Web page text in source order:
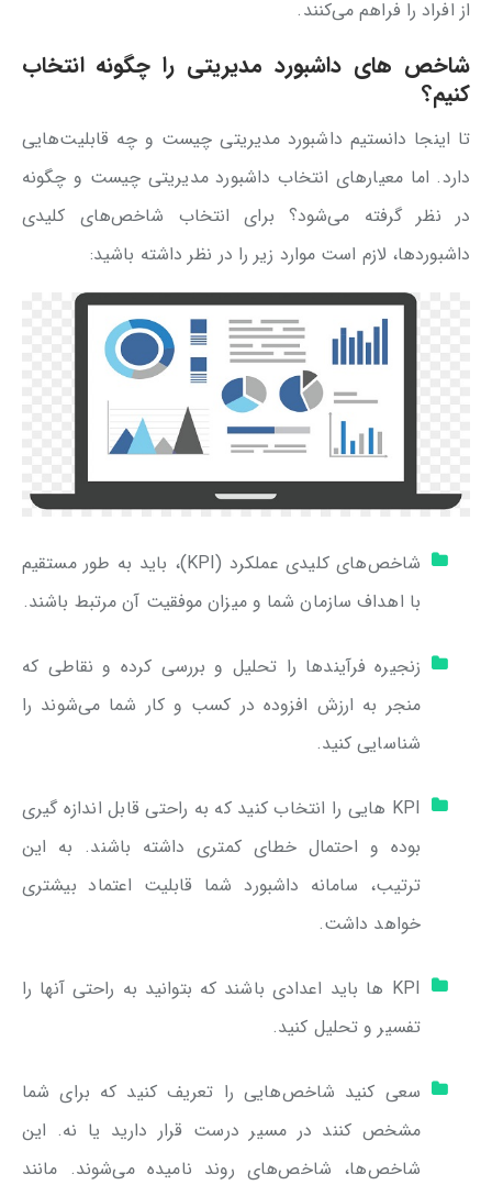
از افراد را فراهم می‌کنند.
شاخص ‌های داشبورد مدیریتی را چگونه انتخاب
کنیم؟
تا اینجا دانستیم داشبورد مدیریتی چیست و چه قابلیت‌هایی
دارد. اما معیارهای انتخاب داشبورد مدیریتی چیست و چگونه
در نظر گرفته می‌شود؟ برای انتخاب شاخص‌های کلیدی
داشبوردها، لازم است موارد زیر را در نظر داشته باشید:
شاخص‌های کلیدی عملکرد (KPI)، باید به طور مستقیم
با اهداف سازمان شما و میزان موفقیت آن مرتبط باشند.
زنجیره فرآیندها را تحلیل و بررسی کرده و نقاطی که
منجر به ارزش افزوده در کسب و کار شما می‌شوند را
شناسایی کنید.
KPI هایی را انتخاب کنید که به راحتی قابل اندازه گیری
بوده و احتمال خطای کمتری داشته باشند. به این
ترتیب، سامانه داشبورد شما قابلیت اعتماد بیشتری
خواهد داشت.
KPI ها باید اعدادی باشند که بتوانید به راحتی آنها را
تفسیر و تحلیل کنید.
سعی کنید شاخص‌هایی را تعریف کنید که برای شما
مشخص کنند در مسیر درست قرار دارید یا نه. این
شاخص‌ها، شاخص‌های روند نامیده می‌شوند. مانند